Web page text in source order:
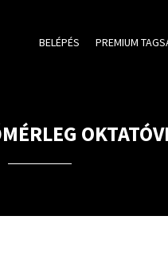
BELÉPÉS PREMIUM